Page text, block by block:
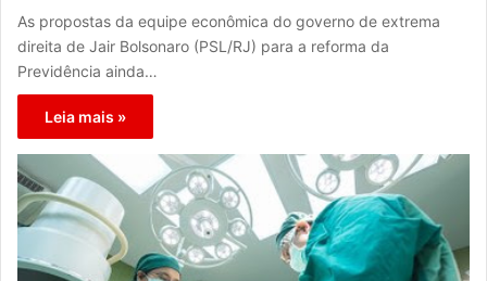
As propostas da equipe econômica do governo de extrema
direita de Jair Bolsonaro (PSL/RJ) para a reforma da
Previdência ainda…
Leia mais »